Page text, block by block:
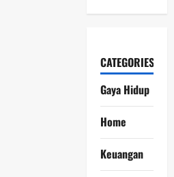
CATEGORIES
Gaya Hidup
Home
Keuangan